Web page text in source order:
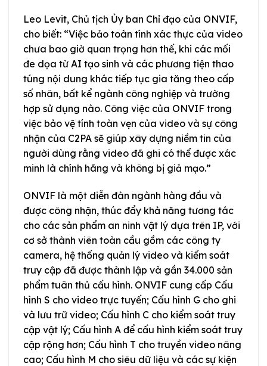
Leo Levit, Chủ tịch Ủy ban Chỉ đạo của ONVIF,
cho biết: “Việc bảo toàn tính xác thực của video
chưa bao giờ quan trọng hơn thế, khi các mối
đe dọa từ AI tạo sinh và các phương tiện thao
túng nội dung khác tiếp tục gia tăng theo cấp
số nhân, bất kể ngành công nghiệp và trường
hợp sử dụng nào. Công việc của ONVIF trong
việc bảo vệ tính toàn vẹn của video và sự công
nhận của C2PA sẽ giúp xây dựng niềm tin của
người dùng rằng video đã ghi có thể được xác
minh là chính hãng và không bị giả mạo.”
ONVIF là một diễn đàn ngành hàng đầu và
được công nhận, thúc đẩy khả năng tương tác
cho các sản phẩm an ninh vật lý dựa trên IP, với
cơ sở thành viên toàn cầu gồm các công ty
camera, hệ thống quản lý video và kiểm soát
truy cập đã được thành lập và gần 34.000 sản
phẩm tuân thủ cấu hình. ONVIF cung cấp Cấu
hình S cho video trực tuyến; Cấu hình G cho ghi
và lưu trữ video; Cấu hình C cho kiểm soát truy
cập vật lý; Cấu hình A để cấu hình kiểm soát truy
cập rộng hơn; Cấu hình T cho truyền video nâng
cao; Cấu hình M cho siêu dữ liệu và các sự kiện